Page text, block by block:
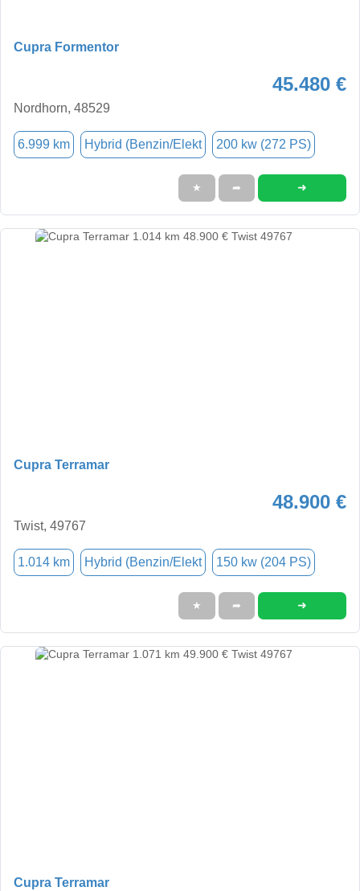
Cupra Formentor
45.480 €
Nordhorn, 48529
6.999 km Hybrid (Benzin/Elekt 200 kw (272 PS)
★ ➦ ➜
Cupra Terramar
48.900 €
Twist, 49767
1.014 km Hybrid (Benzin/Elekt 150 kw (204 PS)
★ ➦ ➜
Cupra Terramar